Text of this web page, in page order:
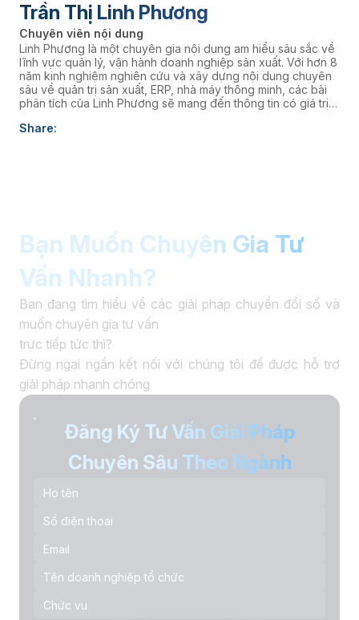
Trần Thị Linh Phương
Chuyên viên nội dung
Linh Phương là một chuyên gia nội dung am hiểu sâu sắc về
lĩnh vực quản lý, vận hành doanh nghiệp sản xuất. Với hơn 8
năm kinh nghiệm nghiên cứu và xây dựng nội dung chuyên
sâu về quản trị sản xuất, ERP, nhà máy thông minh, các bài
phân tích của Linh Phương sẽ mang đến thông tin có giá trị
thúc đẩy chuyển đổi số. âaaa
Share:
Bạn Muốn Chuyên Gia Tư
Vấn Nhanh?
Bạn đang tìm hiểu về các giải pháp chuyển đổi số và
muốn chuyên gia tư vấn
trực tiếp tức thì?
Đừng ngại ngần kết nối với chúng tôi để được hỗ trợ
giải pháp nhanh chóng
Đăng Ký Tư Vấn Giải Pháp
Chuyên Sâu Theo Ngành